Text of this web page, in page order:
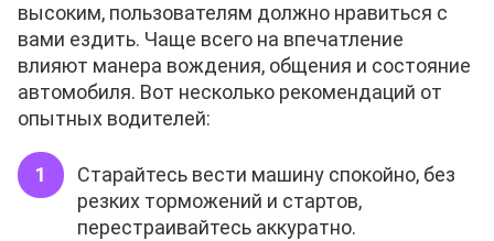
высоким, пользователям должно нравиться с
вами ездить. Чаще всего на впечатление
влияют манера вождения, общения и состояние
автомобиля. Вот несколько рекомендаций от
опытных водителей:
Старайтесь вести машину спокойно, без
резких торможений и стартов,
перестраивайтесь аккуратно.